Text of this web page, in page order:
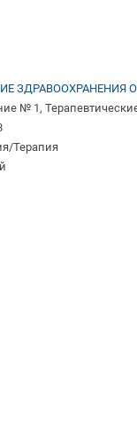
ЗДРАВООХРАНЕНИЯ
№ 1,
Терапия